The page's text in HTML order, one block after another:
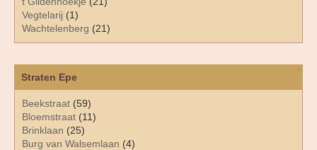
Straten Epe
Beekstraat (59)
Bloemstraat (11)
Brinklaan (25)
Burg van Walsemlaan (4)
Vegtelarij (1)
Wachtelenberg (21)